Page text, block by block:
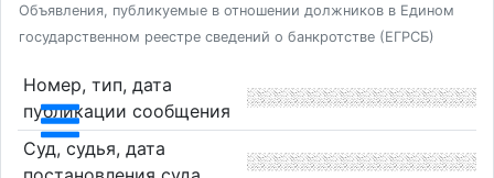
Объявления, публикуемые в отношении должников в Едином
государственном реестре сведений о банкротстве (ЕГРСБ)
Номер, тип, дата
публикации сообщения
Суд, судья, дата